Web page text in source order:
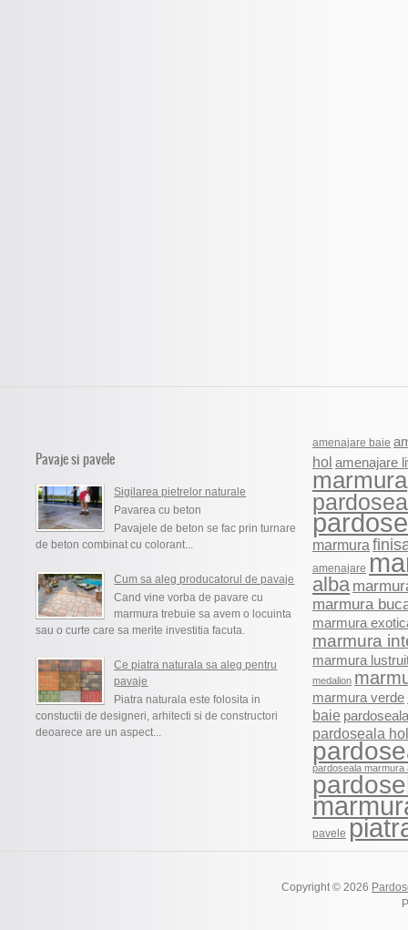
Pavaje si pavele
Sigilarea pietrelor naturale
Pavarea cu beton
Pavajele de beton se fac prin turnare
de beton combinat cu colorant...
Cum sa aleg producatorul de pavaje
Cand vine vorba de pavare cu
marmura trebuie sa avem o locuinta
sau o curte care sa merite investitia facuta.
Ce piatra naturala sa aleg pentru
pavaje
Piatra naturala este folosita in
constuctii de designeri, arhitecti si de constructori
deoarece are un aspect...
amenajare baie
hol amenajare
marmura
marmura
amenajare
alba
marmura
marmura
marmura
marmura
medalion
marmura verde
baie
pardoseala
pardoseala marmura
pavele
Copyright © 2026